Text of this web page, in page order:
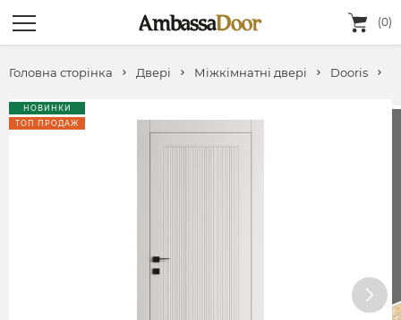
(0)
Головна сторінка Двері Міжкімнатні двері Dooris
НОВИНКИ
ТОП ПРОДАЖ